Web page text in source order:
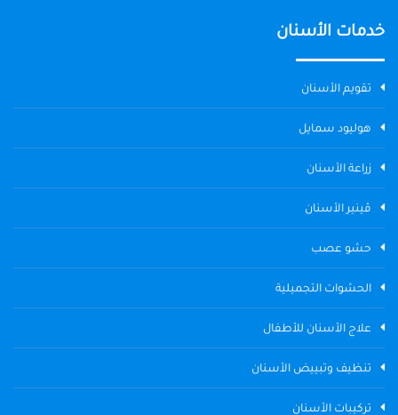
خدمات الأسنان
تقويم الأسنان
هوليود سمايل
زراعة الأسنان
ڤينير الأسنان
حشو عصب
الحشوات التجميلية
علاج الأسنان للأطفال
تنظيف وتبييض الأسنان
تركيبات الأسنان